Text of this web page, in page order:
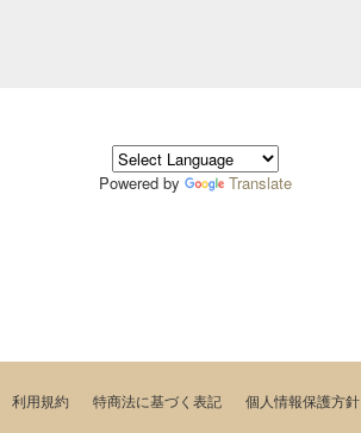
Powered by Translate
利用規約 特商法に基づく表記 個人情報保護方針